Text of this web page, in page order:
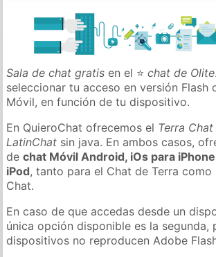
Sala de chat gratis en el ⭐chat de Olite
seleccionar tu acceso en versión Flash
Móvil, en función de tu dispositivo.
En QuieroChat ofrecemos el Terra Chat
LatinChat sin java. En ambos casos,
dechat Móvil Android, iOs para
iPod, tanto para el Chat de Terra como
Chat.
En caso de que accedas desde un
única opción disponible es la segunda,
dispositivos no reproducen Adobe